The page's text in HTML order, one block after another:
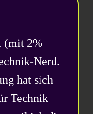
(mit 2%
Nerd.
hat sich
Technik